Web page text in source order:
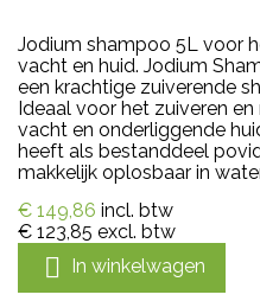
Jodium shampoo 5L voor
vacht en huid. Jodium
een krachtige zuiverende
Ideaal voor het zuiveren
vacht en onderliggende
heeft als bestanddeel
makkelijk oplosbaar in
€ 149,86 incl. btw
€ 123,85 excl. btw
 In winkelwagen